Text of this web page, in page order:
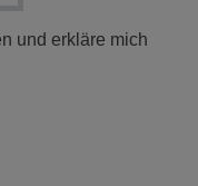
und erkläre mich